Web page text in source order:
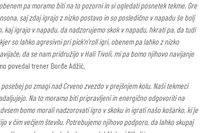
pa moramo biti na to pozorni in si ogledati posnetek tekme. Gre
saj zdaj igrajo z nizko postavo in so posledično v napadu še bolj
kaj igrajo v napadu, da nadzorujemo skok v napadu, hkrati pa, da tudi
so lahko agresivni pri pick’n’roll igri, obenem pa lahko z nizko
da se nam pridružijo v Hali Tivoli, mi pa bomo njihovo navijanje
povedal trener Đorđe Adžić.
po zmagi nad Crveno zvezdo v prejšnjem kolu. Naši tekmeci
Na to moramo biti pripravljeni in energično odgovoriti na
bomo morali nadzorovati igro v skoku in igrati našo košarko, ki je
v čim večjem številu. Potrebujemo njihovo podporo, da lahko skupaj